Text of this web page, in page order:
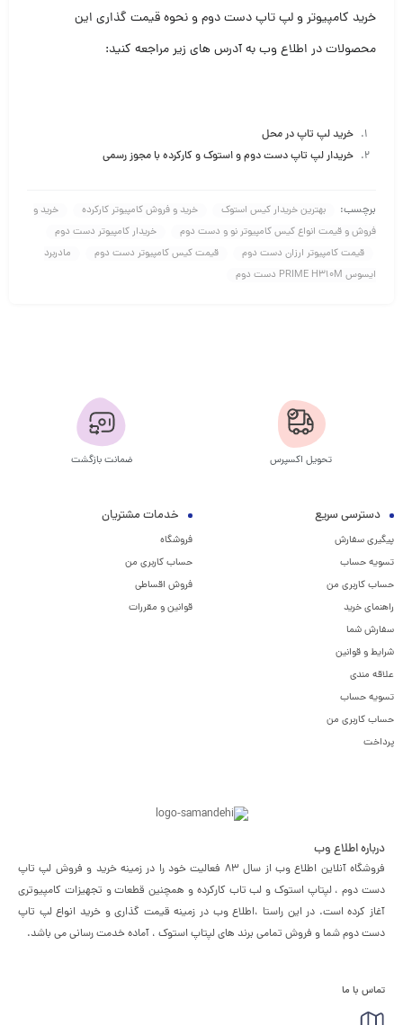
خرید کامپیوتر و لپ تاپ دست دوم و نحوه قیمت گذاری این
محصولات در اطلاع وب به آدرس های زیر مراجعه کنید:
خرید لپ تاپ در محل
خریدار لپ تاپ دست دوم و استوک و کارکرده با مجوز رسمی
برچسب: بهترین خریدار کیس استوک خرید و فروش کامپیوتر کارکرده
خرید و
فروش و قیمت انواع کیس کامپیوتر نو و دست دوم
خریدار کامپیوتر دست دوم
قیمت کامپیوتر ارزان دست دوم
قیمت کیس کامپیوتر دست دوم
مادربرد
ایسوس PRIME H310M دست دوم
تحویل اکسپرس ضمانت بازگشت
دسترسی سریع
پیگیری سفارش
تسویه حساب
حساب کاربری من
راهنمای خرید
سفارش شما
شرایط و قوانین
علاقه مندی
تسویه حساب
حساب کاربری من
پرداخت
خدمات مشتریان
فروشگاه
حساب کاربری من
فروش اقساطی
قوانین و مقررات
درباره اطلاع وب
فروشگاه آنلاین اطلاع وب از سال 83 فعالیت خود را در زمینه خرید و فروش لپ تاپ
دست دوم ، لپتاپ استوک و لب تاب کارکرده و همچنین قطعات و تجهیزات کامپیوتری
آغاز کرده است. در این راستا ،‌اطلاع وب در زمینه قیمت گذاری و خرید انواع لپ تاپ
دست دوم شما و فروش تمامی برند های لپتاپ استوک ، آماده خدمت رسانی می باشد.
تماس با ما